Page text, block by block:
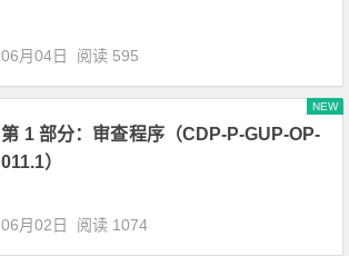
06月04日 阅读 595
第 1 部分：审查程序（CDP-P-GUP-OP-
011.1）
NEW
06月02日 阅读 1074